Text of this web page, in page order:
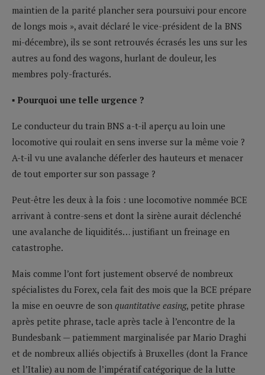
maintien de la parité plancher sera poursuivi pour encore
de longs mois », avait déclaré le vice-président de la BNS
mi-décembre), ils se sont retrouvés écrasés les uns sur les
autres au fond des wagons, hurlant de douleur, les
membres poly-fracturés.
▪ Pourquoi une telle urgence ?
Le conducteur du train BNS a-t-il aperçu au loin une
locomotive qui roulait en sens inverse sur la même voie ?
A-t-il vu une avalanche déferler des hauteurs et menacer
de tout emporter sur son passage ?
Peut-être les deux à la fois : une locomotive nommée BCE
arrivant à contre-sens et dont la sirène aurait déclenché
une avalanche de liquidités… justifiant un freinage en
catastrophe.
Mais comme l’ont fort justement observé de nombreux
spécialistes du Forex, cela fait des mois que la BCE prépare
la mise en oeuvre de son quantitative easing, petite phrase
après petite phrase, tacle après tacle à l’encontre de la
Bundesbank — patiemment marginalisée par Mario Draghi
et de nombreux alliés objectifs à Bruxelles (dont la France
et l’Italie) au nom de l’impératif catégorique de la lutte